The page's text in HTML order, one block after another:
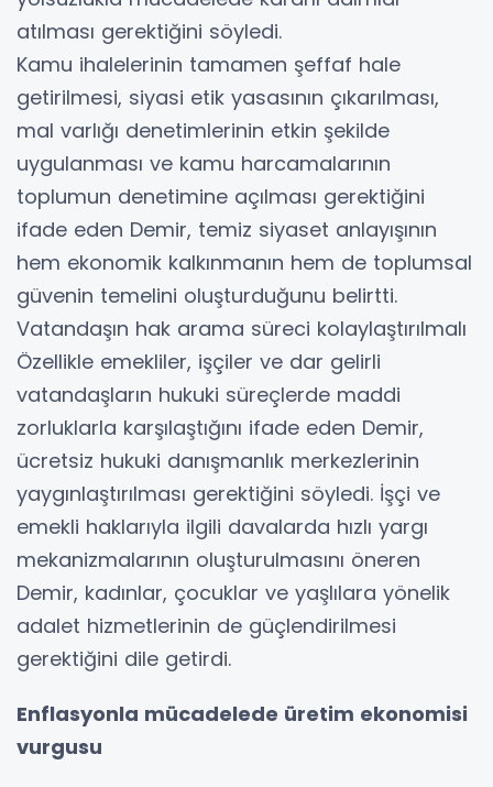
atılması gerektiğini söyledi.
Kamu ihalelerinin tamamen şeffaf hale
getirilmesi, siyasi etik yasasının çıkarılması,
mal varlığı denetimlerinin etkin şekilde
uygulanması ve kamu harcamalarının
toplumun denetimine açılması gerektiğini
ifade eden Demir, temiz siyaset anlayışının
hem ekonomik kalkınmanın hem de toplumsal
güvenin temelini oluşturduğunu belirtti.
Vatandaşın hak arama süreci kolaylaştırılmalı
Özellikle emekliler, işçiler ve dar gelirli
vatandaşların hukuki süreçlerde maddi
zorluklarla karşılaştığını ifade eden Demir,
ücretsiz hukuki danışmanlık merkezlerinin
yaygınlaştırılması gerektiğini söyledi. İşçi ve
emekli haklarıyla ilgili davalarda hızlı yargı
mekanizmalarının oluşturulmasını öneren
Demir, kadınlar, çocuklar ve yaşlılara yönelik
adalet hizmetlerinin de güçlendirilmesi
gerektiğini dile getirdi.
Enflasyonla mücadelede üretim ekonomisi
vurgusu